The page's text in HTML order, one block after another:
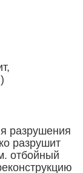
разрушения
разрушит
отбойный